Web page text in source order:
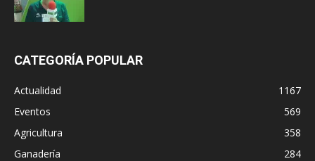
CATEGORÍA POPULAR
Actualidad
1167
Eventos
569
Agricultura
358
Ganadería
284